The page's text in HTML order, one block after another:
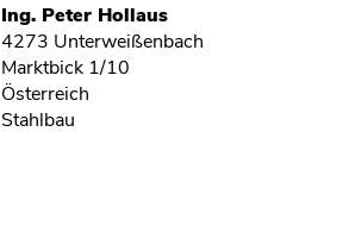
Ing. Peter Hollaus
4273 Unterweißenbach
Marktbick 1/10
Österreich
Stahlbau